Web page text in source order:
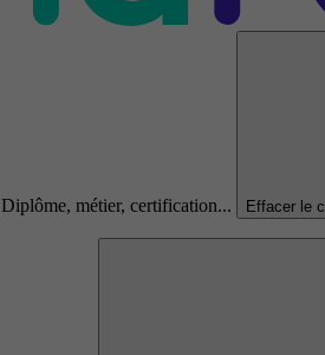
Diplôme, métier, certification... Effacer le